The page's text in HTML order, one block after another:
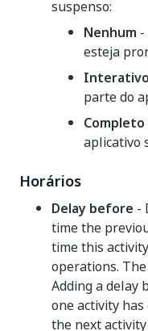
suspenso:
Nenhum
esteja
Interativo
parte do
Completo
aplicativo
Horários
Delay before -
time the
time this
operations.
Adding a delay
one activity
the next